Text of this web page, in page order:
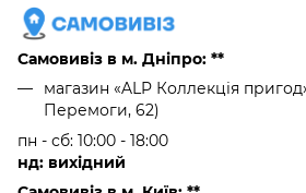
Самовивіз в м. Дніпро: **
магазин «ALP Коллекція
Перемоги, 62)
пн - сб: 10:00 - 18:00
нд: вихідний